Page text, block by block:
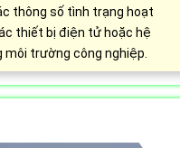
thông số tình trạng hoạt
thiết bị điện tử hoặc hệ
môi trường công nghiệp.